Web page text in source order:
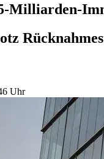
Milliarden-
Uhr